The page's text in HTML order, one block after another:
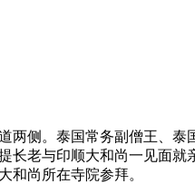
侧。泰国常务副僧王、泰
长老与印顺大和尚一见面就
和尚所在寺院参拜。